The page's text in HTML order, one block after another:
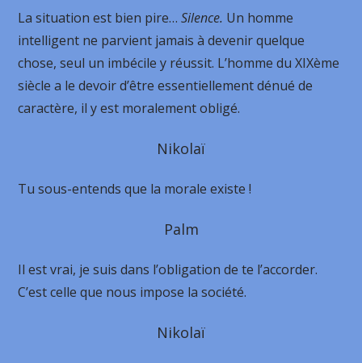
La situation est bien pire…Silence. Un homme
intelligent ne parvient jamais à devenir quelque
chose, seul un imbécile y réussit. L’homme du XIXème
siècle a le devoir d’être essentiellement dénué de
caractère, il y est moralement obligé.
Nikolaï
Tu sous-entends que la morale existe !
Palm
Il est vrai, je suis dans l’obligation de te l’accorder.
C’est celle que nous impose la société.
Nikolaï